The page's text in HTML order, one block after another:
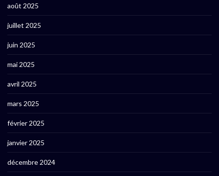
août 2025
juillet 2025
juin 2025
mai 2025
avril 2025
mars 2025
février 2025
janvier 2025
décembre 2024